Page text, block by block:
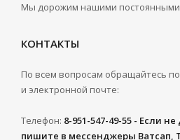
Мы дорожим нашими постоянными
КОНТАКТЫ
По всем вопросам обращайтесь
и электронной почте:
Телефон: 8-951-547-49-55 - Если
пишите в мессенджеры Ватсап,